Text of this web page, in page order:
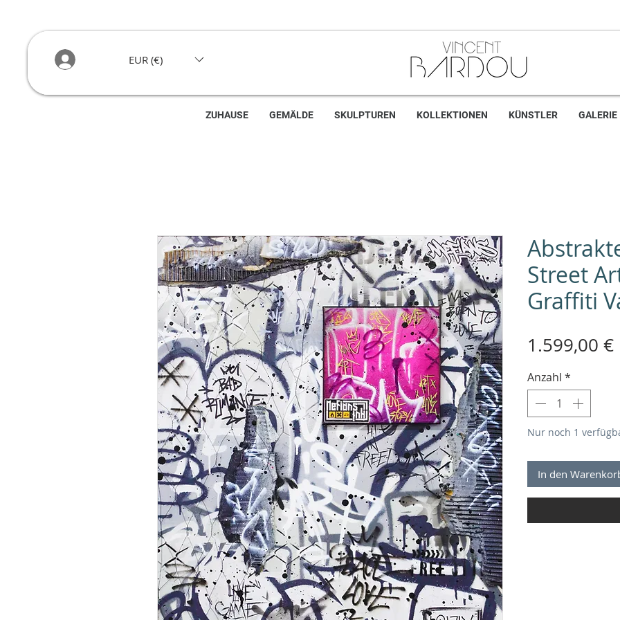
EUR (€)
ZUHAUSE GEMÄLDE SKULPTUREN KOLLEKTIONEN KÜNSTLER GALERIE
Street
Graffiti
1.599,00 €
Anzahl *
Nur noch 1
In den